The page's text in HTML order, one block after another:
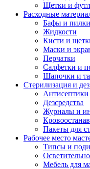
Щетки и
Расходные
Бафы и пилки
Жидкости
Кисти и
Маски и
Перчатки
Салфетки и
Шапочки и
Стерилизация и
Антисептики
Дезсредства
Журналы и
Пакеты для
Рабочее место
Типсы и
Мебель для